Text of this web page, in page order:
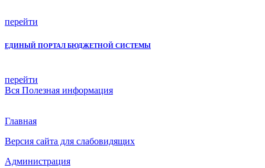
перейти
ЕДИНЫЙ ПОРТАЛ БЮДЖЕТНОЙ СИСТЕМЫ
перейти
Вся Полезная информация
Главная
Версия сайта для слабовидящих
Администрация